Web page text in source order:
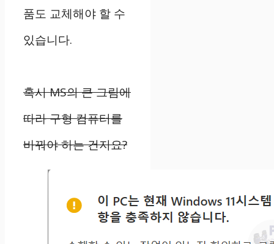
품도 교체해야 할 수
있습니다.
혹시 MS의 큰 그림에
따라 구형 컴퓨터를
바꿔야 하는 건지요?